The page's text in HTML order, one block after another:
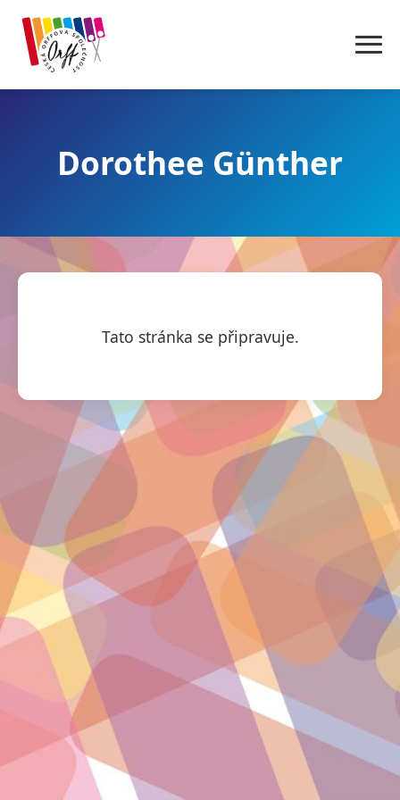
Dorothee Günther
Tato stránka se připravuje.